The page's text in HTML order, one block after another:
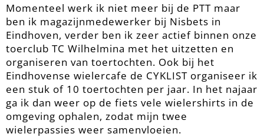
Momenteel werk ik niet meer bij de PTT maar
ben ik magazijnmedewerker bij Nisbets in
Eindhoven, verder ben ik zeer actief binnen onze
toerclub TC Wilhelmina met het uitzetten en
organiseren van toertochten. Ook bij het
Eindhovense wielercafe de CYKLIST organiseer ik
een stuk of 10 toertochten per jaar. In het najaar
ga ik dan weer op de fiets vele wielershirts in de
omgeving ophalen, zodat mijn twee
wielerpassies weer samenvloeien.